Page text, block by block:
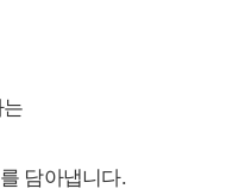
담아냅니다.